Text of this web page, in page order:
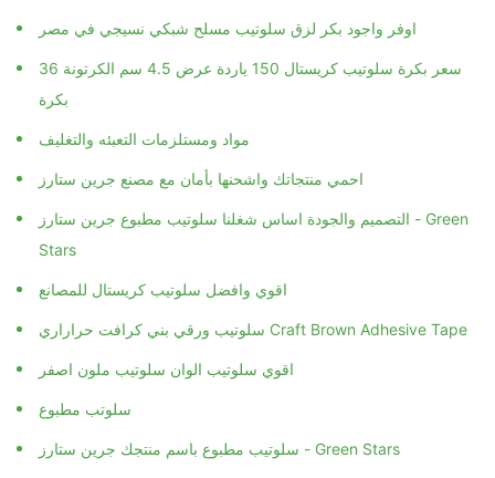
اوفر واجود بكر لزق سلوتيب مسلح شبكي نسيجي في مصر
سعر بكرة سلوتيب كريستال 150 ياردة عرض 4.5 سم الكرتونة 36
بكرة
مواد ومستلزمات التعبئه والتغليف
احمي منتجاتك واشحنها بأمان مع مصنع جرين ستارز
التصميم والجودة اساس شغلنا سلوتيب مطبوع جرين ستارز - Green
Stars
اقوي وافضل سلوتيب كريستال للمصانع
سلوتيب ورقي بني كرافت حراراري Craft Brown Adhesive Tape
اقوي سلوتيب الوان سلوتيب ملون اصفر
سلوتب مطبوع
سلوتيب مطبوع باسم منتجك جرين ستارز - Green Stars